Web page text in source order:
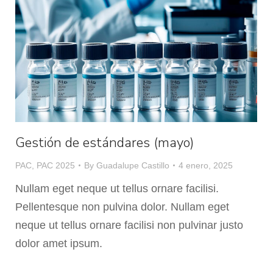
Gestión de estándares (mayo)
PAC PAC 2025 By Guadalupe Castillo 4 enero, 2025
Nullam eget neque ut tellus ornare facilisi.
Pellentesque non pulvina dolor. Nullam eget
neque ut tellus ornare facilisi non pulvinar justo
dolor amet ipsum.